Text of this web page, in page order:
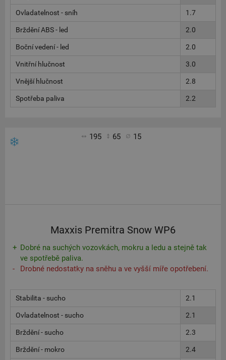
Ovladatelnost - sníh 1.7
Brždění ABS - led 2.0
Boční vedení - led 2.0
Vnitřní hlučnost 3.0
Vnější hlučnost 2.8
Spotřeba paliva 2.2
195 65 15
Maxxis Premitra Snow WP6
Dobré na suchých vozovkách, mokru a ledu a stejně tak
ve spotřebě paliva.
Drobné nedostatky na sněhu a ve vyšší míře opotřebení.
Stabilita - sucho 2.1
Ovladatelnost - sucho 2.1
Brždění - sucho 2.3
Brždění - mokro 2.4